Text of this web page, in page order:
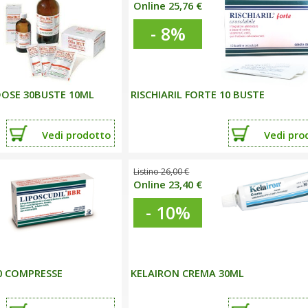
30BUSTE 10ML
Vedi prodotto
Online 25,76 €
- 8%
RISCHIARIL FORTE 10 BUSTE
Vedi
Listino 26,00 €
Online 23,40 €
- 10%
KELAIRON CREMA 30ML